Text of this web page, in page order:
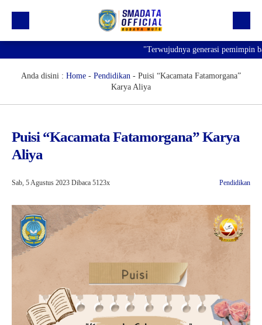
Profil
Informasi
Saluran Resmi WA
"Terwujudnya generasi pemimpin
Anda disini : Home - Pendidikan - Puisi “Kacamata Fatamorgana”
Karya Aliya
Puisi “Kacamata Fatamorgana” Karya
Aliya
Sab, 5 Agustus 2023 Dibaca 5123x Pendidikan